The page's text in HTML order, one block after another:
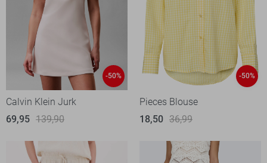
-50%
Calvin Klein Jurk
69,95 139,90
-50%
Pieces Blouse
18,50 36,99